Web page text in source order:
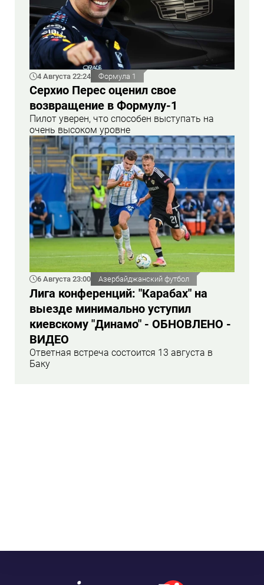
4 Августа 22:24 Формула 1
Серхио Перес оценил свое
возвращение в Формулу-1
Пилот уверен, что способен выступать на
очень высоком уровне
6 Августа 23:00 Азербайджанский футбол
Лига конференций: "Карабах" на
выезде минимально уступил
киевскому "Динамо" - ОБНОВЛЕНО -
ВИДЕО
Ответная встреча состоится 13 августа в
Баку